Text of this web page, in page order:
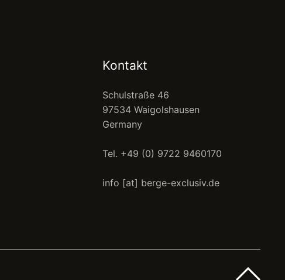
Kontakt
Schulstraße 46
97534 Waigolshausen
Germany
Tel. +49 (0) 9722 9460170
info [at] berge-exclusiv.de